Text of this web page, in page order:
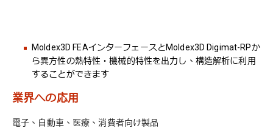
Moldex3D FEAインターフェースとMoldex3D Digimat-RPか
ら異方性の熱特性・機械的特性を出力し、構造解析に利用
することができます
業界への応用
電子、自動車、医療、消費者向け製品